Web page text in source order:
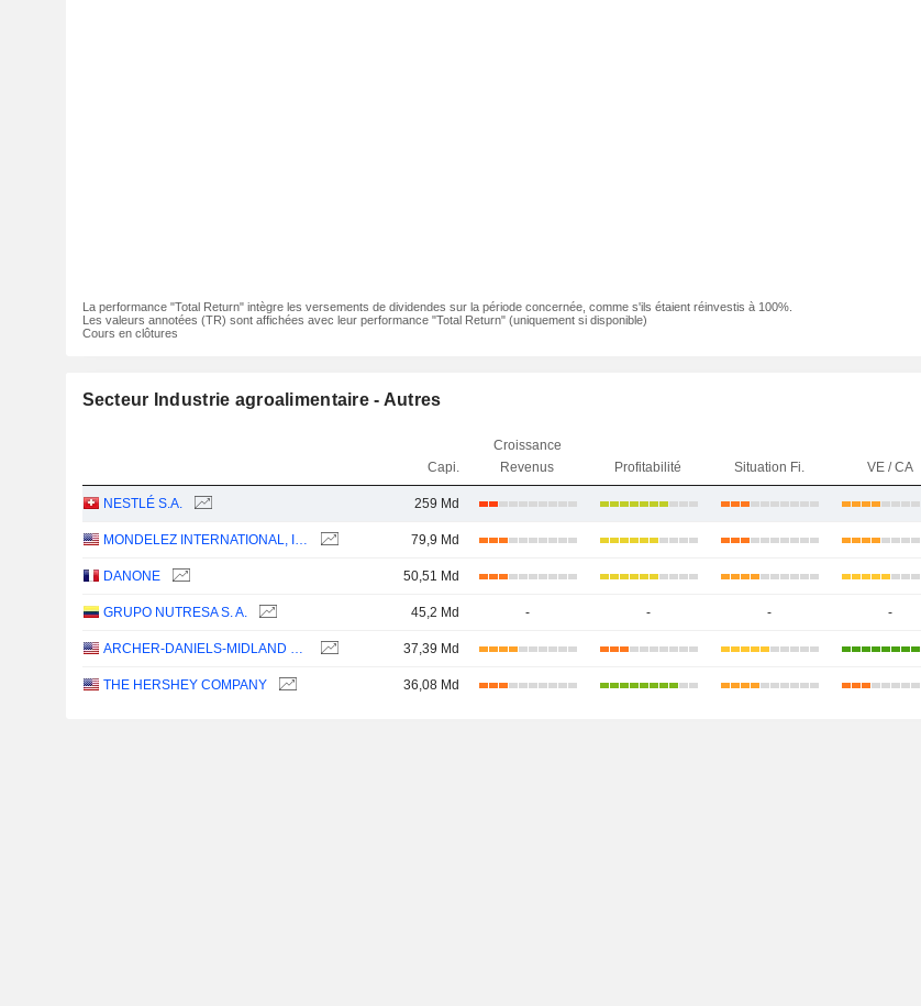
La performance "Total Return" intègre les versements de dividendes sur la période concernée, comme s'ils étaient réinvestis à 100%.
Les valeurs annotées (TR) sont affichées avec leur performance "Total Return" (uniquement si disponible)
Cours en clôtures
Secteur Industrie agroalimentaire - Autres
Capi.
Croissance
Revenus
Profitabilité Situation Fi. VE / CA
NESTLÉ S.A. 259 Md
MONDELEZ INTERNATIONAL, INC. 79,9 Md
DANONE 50,51 Md
GRUPO NUTRESA S. A. 45,2 Md - - - -
ARCHER-DANIELS-MIDLAND COMPANY 37,39 Md
THE HERSHEY COMPANY 36,08 Md